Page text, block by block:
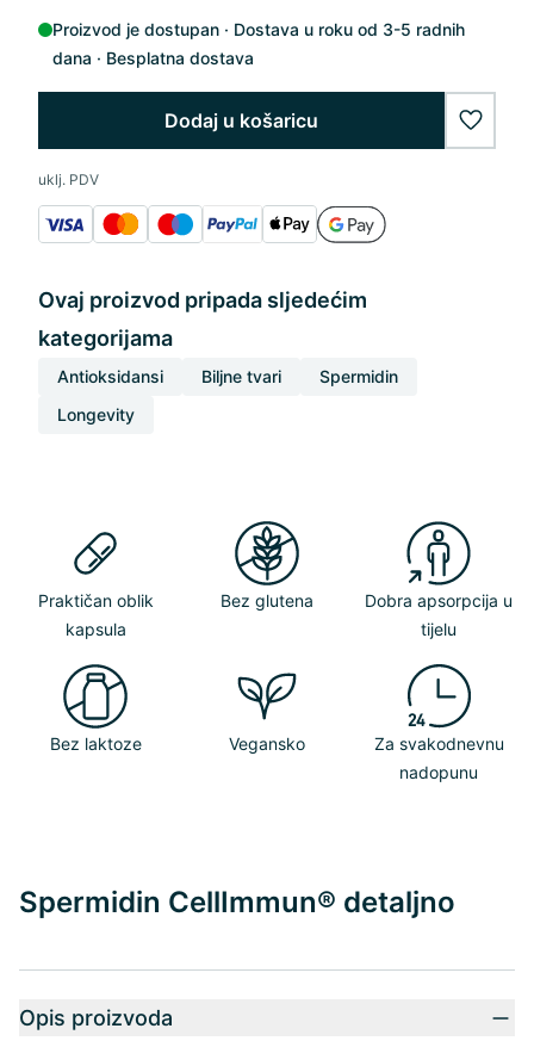
Proizvod je dostupan
Dostava u roku od 3-5 radnih
dana
Besplatna dostava
Dodaj u košaricu
uklj. PDV
Ovaj proizvod pripada sljedećim
kategorijama
Antioksidansi Biljne tvari
Spermidin
Longevity
Praktičan oblik
kapsula
Bez glutena
Dobra apsorpcija u
tijelu
Bez laktoze Vegansko
Za svakodnevnu
nadopunu
Spermidin CellImmun® detaljno
Opis proizvoda